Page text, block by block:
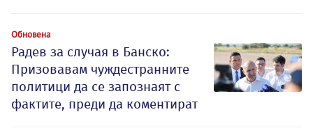
Обновена
Радев за случая в Банско:
Призовавам чуждестранните
политици да се запознаят с
фактите, преди да коментират